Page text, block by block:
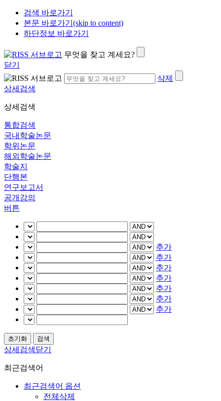
검색 바로가기
본문 바로가기(skip to content)
하단정보 바로가기
무엇을 찾고 계세요?
닫기
삭제
상세검색
상세검색
통합검색
국내학술논문
학위논문
해외학술논문
학술지
단행본
연구보고서
공개강의
버튼
추가
추가
추가
추가
추가
추가
추가
상세검색닫기
최근검색어
최근검색어 옵션
전체삭제